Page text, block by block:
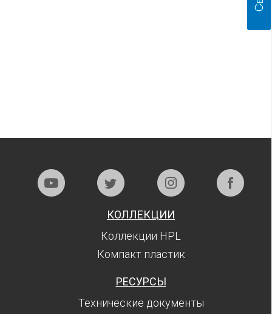
КОЛЛЕКЦИИ
Коллекции HPL
Компакт пластик
РЕСУРСЫ
Технические документы